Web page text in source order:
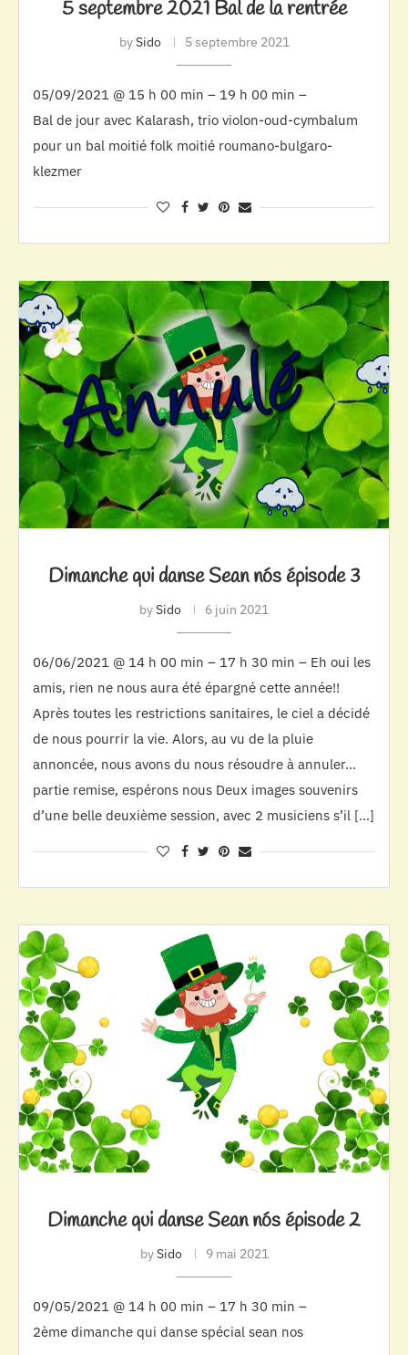
5 septembre 2021 Bal de la rentrée
bySido 5 septembre 2021
05/09/2021 @ 15 h 00 min – 19 h 00 min –
Bal de jour avec Kalarash, trio violon-oud-cymbalum
pour un bal moitié folk moitié roumano-bulgaro-
klezmer
Dimanche qui danse Sean nós épisode 3
bySido 6 juin 2021
06/06/2021 @ 14 h 00 min – 17 h 30 min – Eh oui les
amis, rien ne nous aura été épargné cette année!!
Après toutes les restrictions sanitaires, le ciel a décidé
de nous pourrir la vie. Alors, au vu de la pluie
annoncée, nous avons du nous résoudre à annuler…
partie remise, espérons nous Deux images souvenirs
d’une belle deuxième session, avec 2 musiciens s’il […]
Dimanche qui danse Sean nós épisode 2
bySido 9 mai 2021
09/05/2021 @ 14 h 00 min – 17 h 30 min –
2ème dimanche qui danse spécial sean nos